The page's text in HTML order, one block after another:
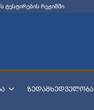
ტესტირების რეჟიმში
ზედამხედველობა